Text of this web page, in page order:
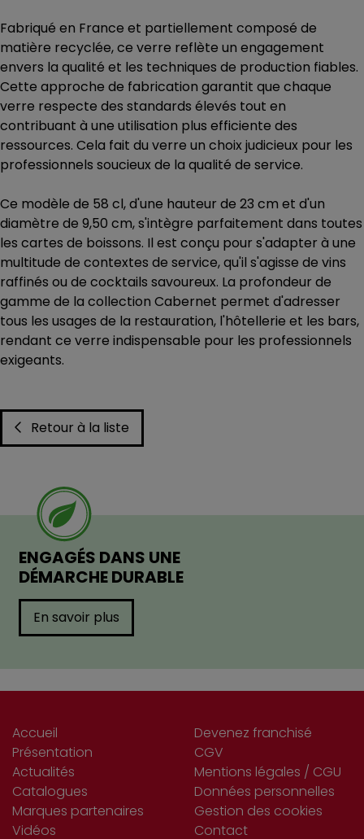
Fabriqué en France et partiellement composé de
matière recyclée, ce verre reflète un engagement
envers la qualité et les techniques de production fiables.
Cette approche de fabrication garantit que chaque
verre respecte des standards élevés tout en
contribuant à une utilisation plus efficiente des
ressources. Cela fait du verre un choix judicieux pour les
professionnels soucieux de la qualité de service.
Ce modèle de 58 cl, d'une hauteur de 23 cm et d'un
diamètre de 9,50 cm, s'intègre parfaitement dans toutes
les cartes de boissons. Il est conçu pour s'adapter à une
multitude de contextes de service, qu'il s'agisse de vins
raffinés ou de cocktails savoureux. La profondeur de
gamme de la collection Cabernet permet d'adresser
tous les usages de la restauration, l'hôtellerie et les bars,
rendant ce verre indispensable pour les professionnels
exigeants.
Retour à la liste
ENGAGÉS DANS UNE
DÉMARCHE DURABLE
En savoir plus
Accueil
Présentation
Actualités
Catalogues
Marques partenaires
Vidéos
Devenez franchisé
CGV
Mentions légales / CGU
Données personnelles
Gestion des cookies
Contact